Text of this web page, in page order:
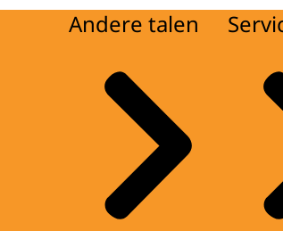
Andere talen